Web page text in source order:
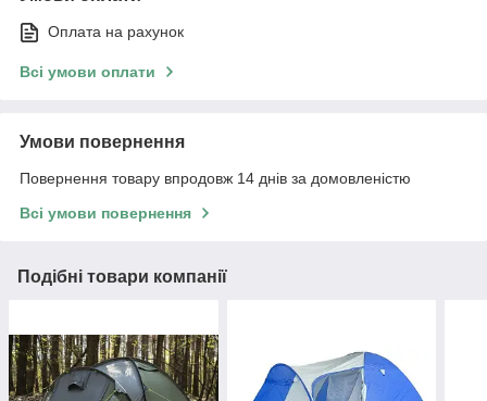
Оплата на рахунок
Всі умови оплати
Умови повернення
Повернення товару впродовж 14 днів за домовленістю
Всі умови повернення
Подібні товари компанії